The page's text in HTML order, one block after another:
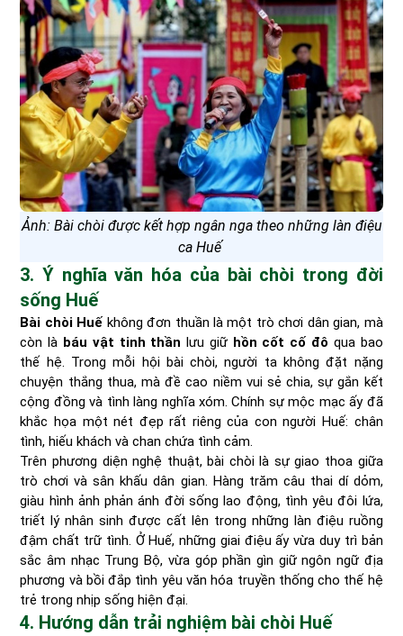
Ảnh: Bài chòi được kết hợp ngân nga theo những làn điệu
ca Huế
3. Ý nghĩa văn hóa của bài chòi trong đời
sống Huế
Bài chòi Huế không đơn thuần là một trò chơi dân gian, mà
còn là báu vật tinh thần lưu giữ hồn cốt cố đô qua bao
thế hệ. Trong mỗi hội bài chòi, người ta không đặt nặng
chuyện thắng thua, mà đề cao niềm vui sẻ chia, sự gắn kết
cộng đồng và tình làng nghĩa xóm. Chính sự mộc mạc ấy đã
khắc họa một nét đẹp rất riêng của con người Huế: chân
tình, hiếu khách và chan chứa tình cảm.
Trên phương diện nghệ thuật, bài chòi là sự giao thoa giữa
trò chơi và sân khấu dân gian. Hàng trăm câu thai dí dỏm,
giàu hình ảnh phản ánh đời sống lao động, tình yêu đôi lứa,
triết lý nhân sinh được cất lên trong những làn điệu ruồng
đậm chất trữ tình. Ở Huế, những giai điệu ấy vừa duy trì bản
sắc âm nhạc Trung Bộ, vừa góp phần gìn giữ ngôn ngữ địa
phương và bồi đắp tình yêu văn hóa truyền thống cho thế hệ
trẻ trong nhịp sống hiện đại.
4. Hướng dẫn trải nghiệm bài chòi Huế